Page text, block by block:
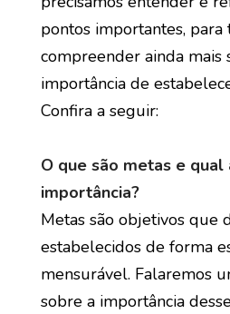
pontos importantes, para
compreender ainda mais
importância de
Confira a seguir:
O que são metas e qual
importância?
Metas são objetivos que
estabelecidos de forma
mensurável. Falaremos
sobre a importância